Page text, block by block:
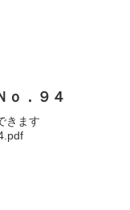
ｏ．９４
きます